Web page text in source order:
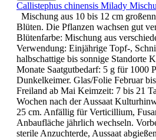
Callistephus chinensis Milady
Mischung aus 10 bis 12 cm
Blüten. Die Pflanzen wachsen gut
Blütenfarbe: Mischung aus
Verwendung: Einjährige Topf-,
halbschattige bis sonnige Standorte
Monate Saatgutbedarf: 5 g für 1000
Dunkelkeimer. Glas/Folie Februar
Freiland ab Mai Keimzeit: 7 bis 21
Wochen nach der Aussaat
25 cm. Anfällig für Verticillium,
Anbaufläche jährlich wechseln.
sterile Anzuchterde, Aussaat